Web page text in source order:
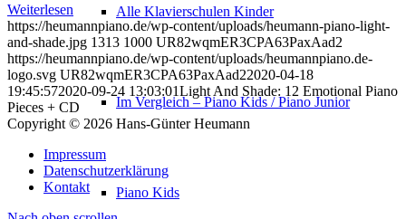
Alle Klavierschulen Kinder
Im Vergleich – Piano Kids / Piano Junior
Piano Kids
Weiterlesen
https://heumannpiano.de/wp-content/uploads/heumann-piano-light-
and-shade.jpg 1313 1000 UR82wqmER3CPA63PaxAad2
https://heumannpiano.de/wp-content/uploads/heumannpiano.de-
logo.svg UR82wqmER3CPA63PaxAad22020-04-18
19:45:572020-09-24 13:03:01Light And Shade: 12 Emotional Piano
Pieces + CD
Copyright © 2026 Hans-Günter Heumann
Impressum
Datenschutzerklärung
Kontakt